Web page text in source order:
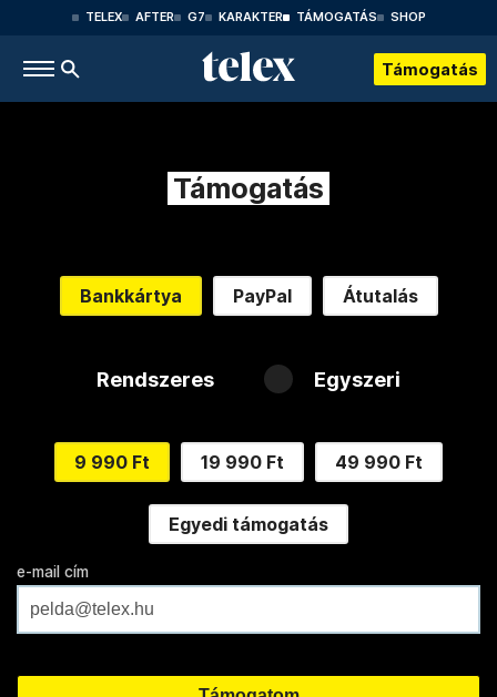
TELEX AFTER G7 KARAKTER TÁMOGATÁS SHOP
Támogatás
Támogatás
Bankkártya PayPal Átutalás
Rendszeres Egyszeri
9 990 Ft 19 990 Ft 49 990 Ft
Egyedi támogatás
e-mail cím